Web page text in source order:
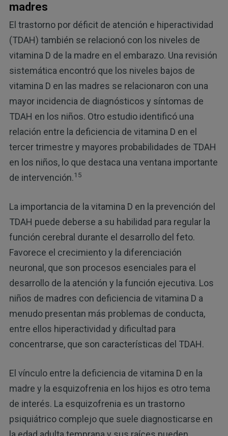
madres
El trastorno por déficit de atención e hiperactividad
(TDAH) también se relacionó con los niveles de
vitamina D de la madre en el embarazo. Una revisión
sistemática encontró que los niveles bajos de
vitamina D en las madres se relacionaron con una
mayor incidencia de diagnósticos y síntomas de
TDAH en los niños. Otro estudio identificó una
relación entre la deficiencia de vitamina D en el
tercer trimestre y mayores probabilidades de TDAH
en los niños, lo que destaca una ventana importante
de intervención.15
La importancia de la vitamina D en la prevención del
TDAH puede deberse a su habilidad para regular la
función cerebral durante el desarrollo del feto.
Favorece el crecimiento y la diferenciación
neuronal, que son procesos esenciales para el
desarrollo de la atención y la función ejecutiva. Los
niños de madres con deficiencia de vitamina D a
menudo presentan más problemas de conducta,
entre ellos hiperactividad y dificultad para
concentrarse, que son características del TDAH.
El vínculo entre la deficiencia de vitamina D en la
madre y la esquizofrenia en los hijos es otro tema
de interés. La esquizofrenia es un trastorno
psiquiátrico complejo que suele diagnosticarse en